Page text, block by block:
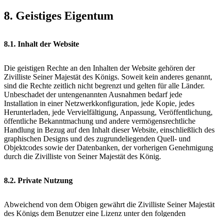
8. Geistiges Eigentum
8.1. Inhalt der Website
Die geistigen Rechte an den Inhalten der Website gehören der
Zivilliste Seiner Majestät des Königs. Soweit kein anderes genannt,
sind die Rechte zeitlich nicht begrenzt und gelten für alle Länder.
Unbeschadet der untengenannten Ausnahmen bedarf jede
Installation in einer Netzwerkkonfiguration, jede Kopie, jedes
Herunterladen, jede Vervielfältigung, Anpassung, Veröffentlichung,
öffentliche Bekanntmachung und andere vermögensrechtliche
Handlung in Bezug auf den Inhalt dieser Website, einschließlich des
graphischen Designs und des zugrundeliegenden Quell- und
Objektcodes sowie der Datenbanken, der vorherigen Genehmigung
durch die Zivilliste von Seiner Majestät des König.
8.2. Private Nutzung
Abweichend von dem Obigen gewährt die Zivilliste Seiner Majestät
des Königs dem Benutzer eine Lizenz unter den folgenden